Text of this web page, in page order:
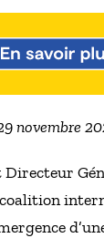
novembre
Directeur